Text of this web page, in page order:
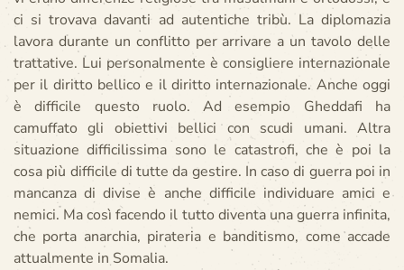
ci si trovava davanti ad autentiche tribù. La diplomazia
lavora durante un conflitto per arrivare a un tavolo delle
trattative. Lui personalmente è consigliere internazionale
per il diritto bellico e il diritto internazionale. Anche oggi
è difficile questo ruolo. Ad esempio Gheddafi ha
camuffato gli obiettivi bellici con scudi umani. Altra
situazione difficilissima sono le catastrofi, che è poi la
cosa più difficile di tutte da gestire. In caso di guerra poi in
mancanza di divise è anche difficile individuare amici e
nemici. Ma così facendo il tutto diventa una guerra infinita,
che porta anarchia, pirateria e banditismo, come accade
attualmente in Somalia.